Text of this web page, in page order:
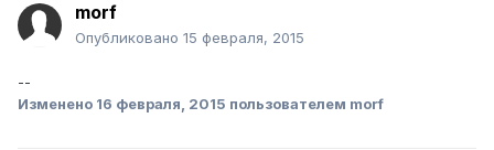
morf
Опубликовано 15 февраля, 2015
--
Изменено 16 февраля, 2015 пользователем morf